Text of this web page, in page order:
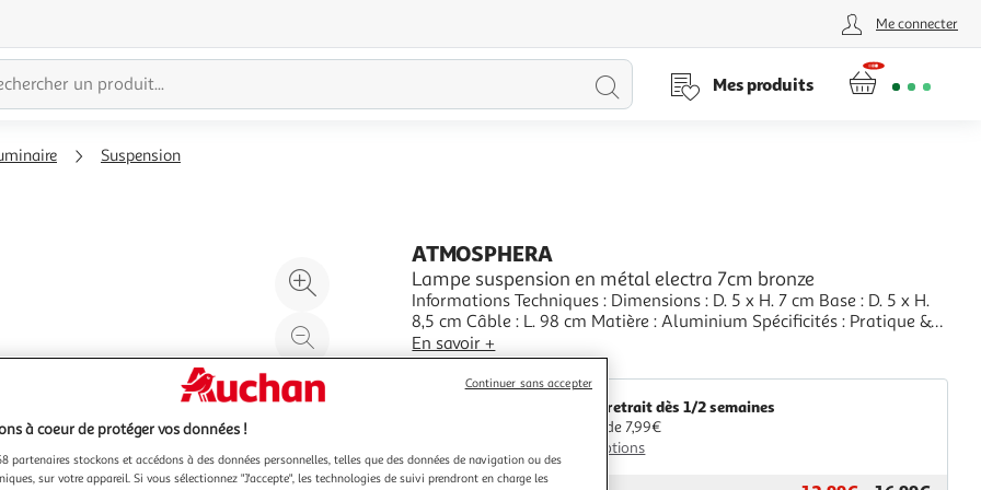
Me connecter
Lancer
Mes produits
Suspension
Agrandir
l'illustration
200%
l'illustration
à
%
Partager
produit
ATMOSPHERA
Lampe suspension en métal electra 7cm bronze
Informations Techniques : Dimensions : D. 5 x H. 7 cm Base : D. 5 x H.
8,5 cm Câble : L. 98 cm Matière : Aluminium Spécificités : Pratique &
Utile Lampe Suspension Hauteur Ajustable Alimentation Secteur
Douille E27 Puissance Maximale : 40W Ampoule non incluse Classe 2
Poids : 0,25 kg Couleur : Bronz
En savoir +
Vendu parParis Prix
Livr. ou retrait dès 1/2 semaines
A partir de 7,99€
Plus d'options
à coeur de protéger vos données !
partenaires stockons et accédons à des données personnelles, telles que des données de navigation ou des
sur votre appareil. Si vous sélectionnez "J'accepte", les technologies de suivi prendront en charge les
Continuer sans accepter